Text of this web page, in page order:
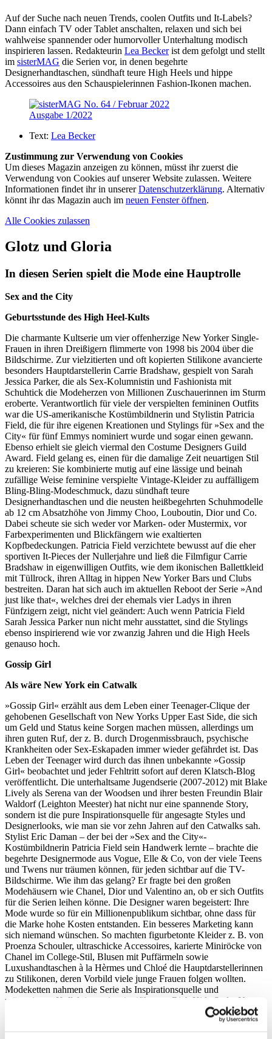
Auf der Suche nach neuen Trends, coolen Outfits und It-Labels?
Dann einfach TV oder Tablet anschalten, relaxen und sich bei
wahlweise spannender oder humorvoller Unterhaltung modisch
inspirieren lassen. Redakteurin Lea Beckerist dem gefolgt und stellt
im sisterMAG die Serien vor, in denen begehrte
Designerhandtaschen, sündhaft teure High Heels und hippe
Accessoires aus den Schauspielerinnen Fashion-Ikonen machen.
Ausgabe 1/2022
Text: Lea Becker
Zustimmung zur Verwendung von Cookies
Um dieses Magazin anzeigen zu können, müsst ihr zuerst die
Verwendung von Cookies auf unserer Website zulassen. Weitere
Informationen findet ihr in unsererDatenschutzerklärung. Alternativ
könnt ihr das Magazin auch im neuen Fenster öffnen.
Alle Cookies zulassen
Glotz und Gloria
In diesen Serien spielt die Mode eine Hauptrolle
Sex and the City
Geburtsstunde des High Heel-Kults
Die charmante Kultserie um vier offenherzige New Yorker Single-
Frauen in ihren Dreißigern flimmerte von 1998 bis 2004 über die
Bildschirme. Zur vielzitierten und oft kopierten Stilikone avancierte
besonders Hauptdarstellerin Carrie Bradshaw, gespielt von Sarah
Jessica Parker, die als Sex-Kolumnistin und Fashionista mit
Schuhtick die Modeherzen von Millionen Zuschauerinnen im Sturm
eroberte. Verantwortlich für viele der verspielten femininen Outfits
war die US-amerikanische Kostümbildnerin und Stylistin Patricia
Field, die für ihre eigenen Kreationen und Stylings für »Sex and the
City« für fünf Emmys nominiert wurde und sogar einen gewann.
Ebenso erhielt sie gleich viermal den Costume Designers Guild
Award. Field gelang es, einen für die damalige Zeit neuartigen Stil
zu kreieren: Sie kombinierte mutig auf eine lässige und beinah
zufällige Weise feminine verspielte Vintage-Kleider zu auffälligem
Bling-Bling-Modeschmuck, dazu sündhaft teure
Designerhandtaschen und die neusten heißbegehrten Schuhmodelle
ab 12 cm Absatzhöhe von Jimmy Choo, Louboutin, Dior und Co.
Dabei scheute sie sich weder vor Marken- oder Mustermix, vor
Farbexperimenten und Blickfängern wie exaltierten
Kopfbedeckungen. Patricia Field verzichtete bewusst auf die eher
sportiven It-Pieces der Nullerjahre und ließ die Filmfigur Carrie
Bradshaw in eigenwilligen Outfits, wie dem ikonischen Ballettkleid
mit Tüllrock, ihren Alltag in hippen New Yorker Bars und Clubs
bestreiten. Daran hat sich auch im aktuellen Reboot der Serie »And
just like that«, welches drei der ehemals vier Ladys in ihren
Fünfzigern zeigt, nicht viel geändert: Auch wenn Patricia Field
Sarah Jessica Parker nun nicht mehr ausstattet, sind die Stylings
ebenso inspirierend wie vor zwanzig Jahren und die High Heels
genauso hoch.
Gossip Girl
Als wäre New York ein Catwalk
»Gossip Girl« erzählt aus dem Leben einer Teenager-Clique der
gehobenen Gesellschaft von New Yorks Upper East Side, die sich
um Geld und Status keine Sorgen machen müssen, allerdings um
ihren guten Ruf, der z. B. durch Drogenmissbrauch, psychische
Krankheiten oder Sex-Eskapaden immer wieder gefährdet ist. Das
Leben der Teenager wird durch das ihnen unbekannte »Gossip
Girl« beobachtet und jeder Fehltritt sofort auf deren Klatsch-Blog
veröffentlicht. Die unterhaltsame Jugendserie (2007-2012) mit Blake
Lively als Serena van der Woodsen und ihrer besten Freundin Blair
Waldorf (Leighton Meester) hat nicht nur eine spannende Story,
sondern ist die pure Inspirationsquelle für angesagte Styles und
Designerlooks, wie man sie vor zehn Jahren auf den Catwalks sah.
Stylist Eric Daman – der bei der »Sex and the City«-
Kostümbildnerin Patricia Field sein Handwerk lernte – brachte die
begehrte Designermode aus Vogue, Elle & Co, von der viele Teens
und Twens nur träumen können, für jeden sichtbar auf die TV-
Bildschirme. Wie ihm das gelang? Er fragte bei den großen
Modehäusern wie Chanel, Dior und Valentino an, ob er sich Outfits
für die Serien leihen könne. Die Designer waren begeistert: Ihre
Mode wurde so für ein Millionenpublikum sichtbar, ohne dass für
die Marke hohe Kosten entstanden. Ein besseres Marketing kann
sich niemand wünschen. So machten figurbetonte Kleider z. B. von
Proenza Schouler, ultraschicke Accessoires, karierte Miniröcke von
Chanel im College-Stil, Blusen mit Puffärmeln sowie
Luxushandtaschen à la Hèrmes und Chloé die Hauptdarstellerinnen
zu Stilikonen, deren Vorbild viele junge Frauen folgen wollten.
Modeketten nahmen die Serie als Inspirationsquelle und
präsentierten Kollektionen im signifikanten Rich Kids-Style. Nun,
gut zehn Jahre später, gibt es ein Reboot der kultigen Serie mit neuer
Besetzung. Bereits nach dem ersten veröffentlichen Foto der